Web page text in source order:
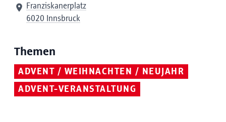
Franziskanerplatz
6020 Innsbruck
Themen
ADVENT / WEIHNACHTEN / NEUJAHR
ADVENT-VERANSTALTUNG